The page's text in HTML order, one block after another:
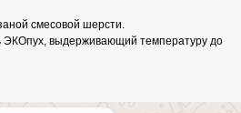
смесовой шерсти.
ЭКОпух, выдерживающий температуру до